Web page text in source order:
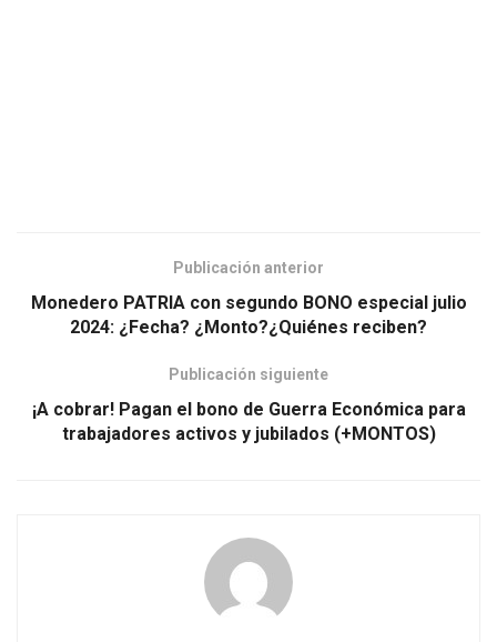
Publicación anterior
Monedero PATRIA con segundo BONO especial julio
2024: ¿Fecha? ¿Monto?¿Quiénes reciben?
Publicación siguiente
¡A cobrar! Pagan el bono de Guerra Económica para
trabajadores activos y jubilados (+MONTOS)